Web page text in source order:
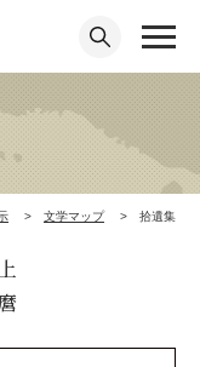
文学マップ 拾遺集